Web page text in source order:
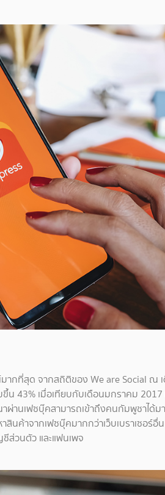
ากที่สุด จากสถิติของ We are Social ณ
43% เมื่อเทียบกับเดือนมกราคม 2017
าผ่านเฟซบุ๊คสามารถเข้าถึงคนกัมพูชาได้
ค้าจากเฟซบุ๊คมากกว่าเว็บเบราเซอร์อื่
ส่วนตัว และแฟนเพจ